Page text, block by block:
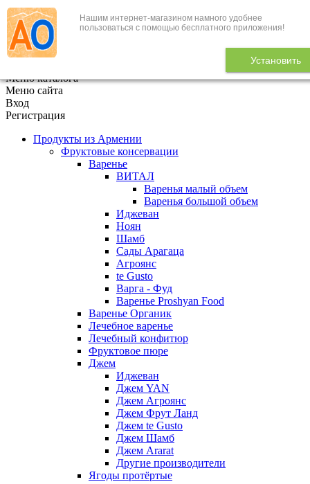
Нашим интернет-магазином намного удобнее
пользоваться с помощью бесплатного приложения!
Установить
+7 (495) 646-888-1
В корзине 0
Меню каталога
Меню сайта
Вход
Регистрация
Продукты из Армении
Фруктовые консервации
Варенье
ВИТАЛ
Варенья малый объем
Варенья большой объем
Иджеван
Ноян
Шамб
Сады Арагаца
Агроянс
te Gusto
Варга - Фуд
Варенье Proshyan Food
Варенье Органик
Лечебное варенье
Лечебный конфитюр
Фруктовое пюре
Джем
Иджеван
Джем YAN
Джем Агроянс
Джем Фрут Ланд
Джем te Gusto
Джем Шамб
Джем Ararat
Другие производители
Ягоды протёртые